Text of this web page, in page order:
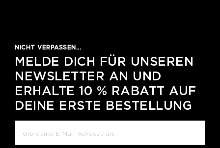
NICHT VERPASSEN...
MELDE DICH FÜR UNSEREN
NEWSLETTER AN UND
ERHALTE 10 % RABATT AUF
DEINE ERSTE BESTELLUNG